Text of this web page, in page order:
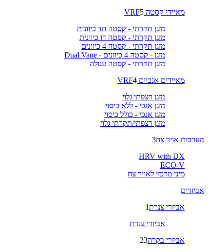
מאיידי קסטה VRF 5
מזגן תקרתי - קסטה חד כיוונית
מזגן תקרתי - קסטה דו כיוונית
מזגן תקרתי - קסטה 4 כיוונים
מזגן - קסטה 4 כיוונים - Dual Vane
מזגן תקרתי - קסטה עגולה
מאיידים אנכיים VRF 4
מזגן רצפתי גלוי
מזגן אנכי - ללא כיסוי
מזגן אנכי - כולל כיסוי
מזגן רצפתי/תקרתי גלוי
מערכות אויר צח3
HRV with DX
ECO-V
מיני מרכזי לאויר צח
אביזרים
אביזרי צנרת1
אביזרי צנרת
אביזרי בקרה23